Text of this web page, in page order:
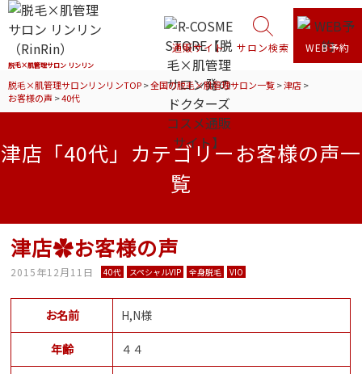
脱毛×肌管理サロン リンリン
通販サイト サロン検索 WEB予約
脱毛×肌管理サロンリンリンTOP>全国の脱毛×肌管理サロン一覧>津店>
お客様の声 >40代
津店「40代」カテゴリーお客様の声一
覧
津店✿お客様の声
2015年12月11日 40代 スペシャルVIP 全身脱毛 VIO
お名前 H,N様
年齢 ４４